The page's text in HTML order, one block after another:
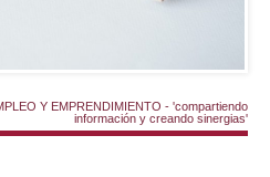
Y EMPRENDIMIENTO - 'compartiendo
información y creando sinergias'